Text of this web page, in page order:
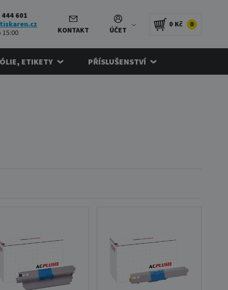
601
15:00
KONTAKT ÚČET
0 Kč 0
ETIKETY PŘÍSLUŠENSTVÍ